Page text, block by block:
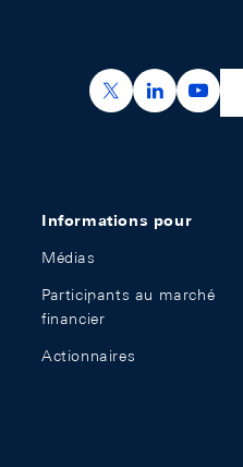
https://x.com/
https://
Informations pour
Médias
Participants au marché
financier
Actionnaires